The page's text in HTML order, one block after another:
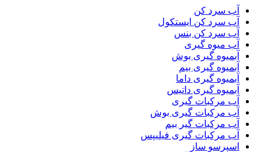
آب سرد کن
آب سرد کن ایستکول
آب سرد کن بنس
آب میوه گیری
آبمیوه گیری بوش
آبمیوه گیری بیم
آبمیوه گیری داما
آبمیوه گیری داتیس
آب مرکبات گیری
آب مرکبات گیری بوش
آب مرکبات گیر بیم
آب مرکبات گیری فیلیپس
اسپرسو ساز